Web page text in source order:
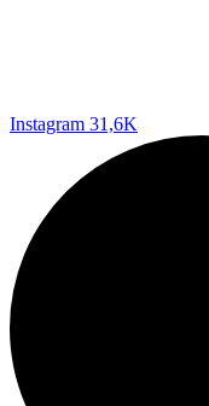
Instagram 31,6K